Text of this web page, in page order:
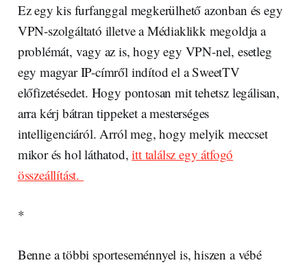
Ez egy kis furfanggal megkerülhető azonban és egy
VPN-szolgáltató illetve a Médiaklikk megoldja a
problémát, vagy az is, hogy egy VPN-nel, esetleg
egy magyar IP-címről indítod el a SweetTV
előfizetésedet. Hogy pontosan mit tehetsz legálisan,
arra kérj bátran tippeket a mesterséges
intelligenciáról. Arról meg, hogy melyik meccset
mikor és hol láthatod,itt találsz egy átfogó
összeállítást.
*
Benne a többi sporteseménnyel is, hiszen a vébé